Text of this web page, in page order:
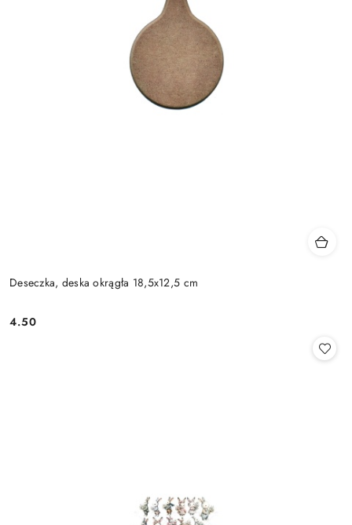
Deseczka, deska okrągła 18,5x12,5 cm
Cena:
4.50